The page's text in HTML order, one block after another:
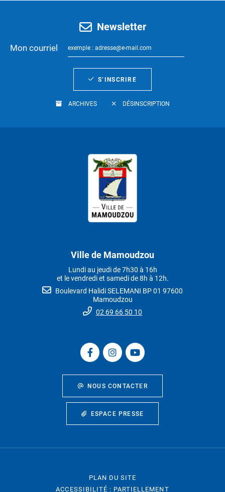
Newsletter
Mon courriel
S’INSCRIRE
ARCHIVES DÉSINSCRIPTION
Ville de Mamoudzou
Lundi au jeudi de 7h30 à 16h
et le vendredi et samedi de 8h à 12h.
Boulevard Halidi SELEMANI BP 01 97600
Mamoudzou
02 69 66 50 10
NOUS CONTACTER
ESPACE PRESSE
PLAN DU SITE
ACCESSIBILITÉ : PARTIELLEMENT